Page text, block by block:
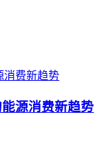
源消费新趋势